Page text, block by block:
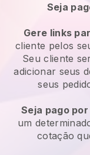
Seja
Gere links
cliente pelos
Seu cliente
adicionar seus
seus
Seja pago
um
cotação